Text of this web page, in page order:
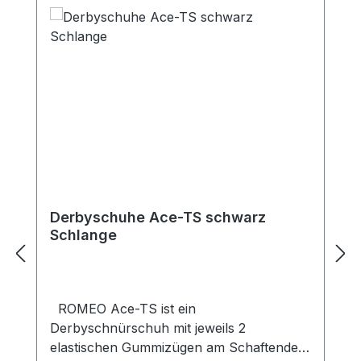
Derbyschuhe Ace-TS schwarz
Schlange
ROMEO Ace-TS ist ein
Derbyschnürschuh mit jeweils 2
elastischen Gummizügen am Schaftende.